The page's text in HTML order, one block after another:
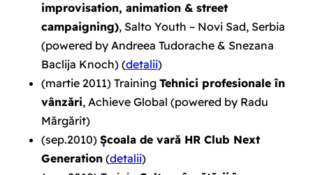
improvisation, animation & street
campaigning), Salto Youth – Novi Sad, Serbia
(powered by Andreea Tudorache & Snezana
Baclija Knoch)(detalii)
(martie 2011)Training Tehnici profesionale în
vânzări, Achieve Global (powered by Radu
Mărgărit)
(sep.2010) Școala de vară HR Club Next
Generation(detalii)